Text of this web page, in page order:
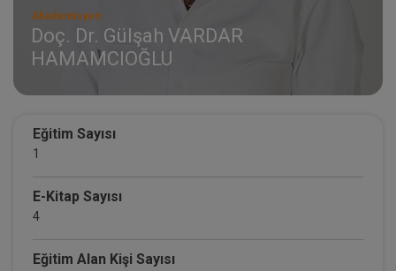
Akademisyen
Doç. Dr. Gülşah VARDAR
HAMAMCIOĞLU
Eğitim Sayısı
1
E-Kitap Sayısı
4
Eğitim Alan Kişi Sayısı